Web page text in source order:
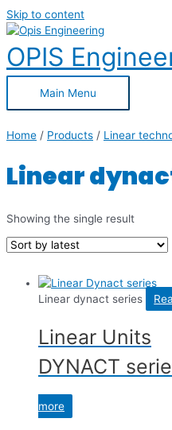
Skip to content
OPIS
Main Menu
Home / Products / Linear
Linear
Showing the single result
Linear dynact series
Linear Units
DYNACT
more